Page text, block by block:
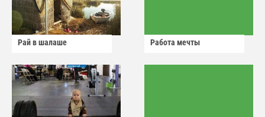
Рай в шалаше Работа мечты